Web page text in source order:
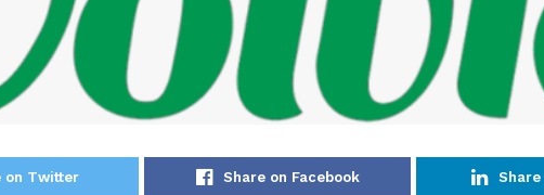
on Twitter Share on Facebook